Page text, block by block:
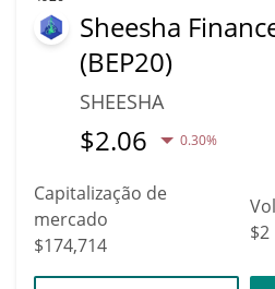
Sheesha
(BEP20)
SHEESHA
$2.06 0.30%
Capitalização de
mercado
$174,714
$2